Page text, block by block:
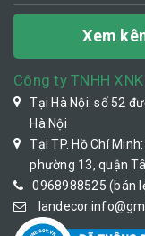
Xem
Công ty TNHH
Tại Hà Nội: số 52
Hà Nội
Tại TP. Hồ Chí
phường 13, quận
0968988525 (bán